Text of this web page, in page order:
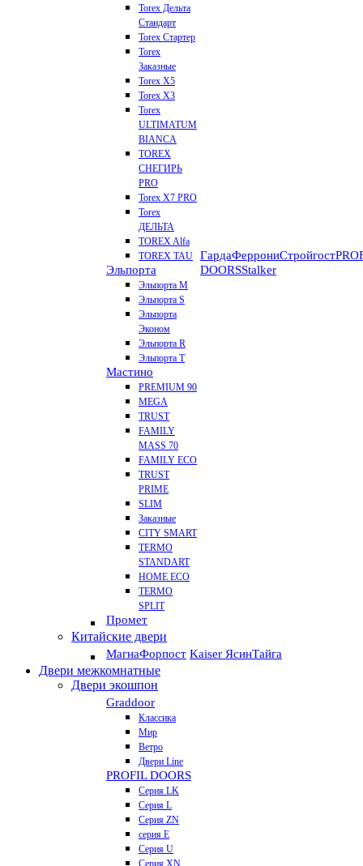
Torex Дельта
Стандарт
Torex Стартер
Torex
Заказные
Torex Х5
Torex Х3
Torex
ULTIMATUM
BIANCA
TOREX
СНЕГИРЬ
PRO
Torex X7 PRO
Torex
ДЕЛЬТА
TOREX Alfa
TOREX TAU
Эльпорта
Эльпорта M
Эльпорта S
Эльпорта
Эконом
Эльпорта R
Эльпорта Т
Мастино
PREMIUM 90
MEGA
TRUST
FAMILY
MASS 70
FAMILY ECO
TRUST
PRIME
SLIM
Заказные
CITY SMART
TERMO
STANDART
HOME ECO
ТЕRМО
SPLIT
Промет
ГардаФеррониСтройгост
DOORSStalker
Китайские двери
МагнаФорпост Kaiser ЯсинТайга
Двери межкомнатные
Двери экошпон
Graddoor
Классика
Мир
Ветро
Двери Line
PROFIL DOORS
Серия LK
Серия L
Серия ZN
серия E
Серия U
Серия XN